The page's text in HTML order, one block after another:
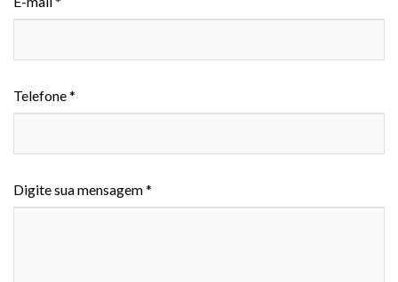
Telefone *
Digite sua mensagem *